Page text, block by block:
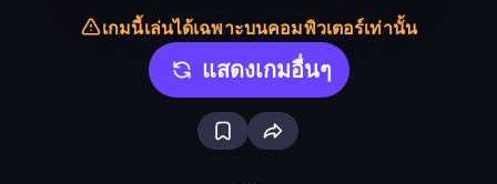
เกมนี้เล่นได้เฉพาะบนคอมพิวเตอร์เท่านั้น
แสดงเกมอื่นๆ